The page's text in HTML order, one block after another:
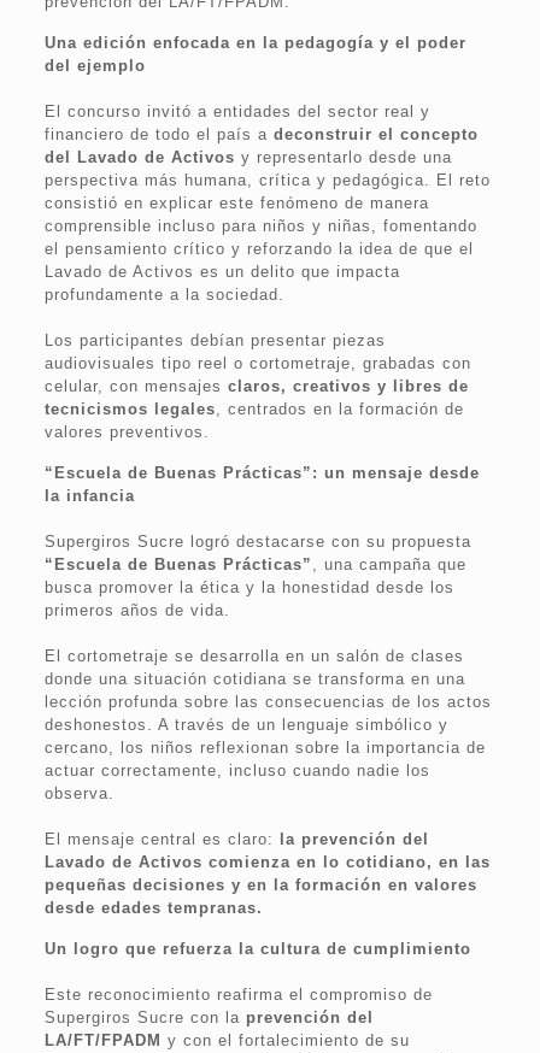
Una edición enfocada en la pedagogía y el poder
del ejemplo
El concurso invitó a entidades del sector real y
financiero de todo el país a deconstruir el concepto
del Lavado de Activos y representarlo desde una
perspectiva más humana, crítica y pedagógica. El reto
consistió en explicar este fenómeno de manera
comprensible incluso para niños y niñas, fomentando
el pensamiento crítico y reforzando la idea de que el
Lavado de Activos es un delito que impacta
profundamente a la sociedad.
Los participantes debían presentar piezas
audiovisuales tipo reel o cortometraje, grabadas con
celular, con mensajes claros, creativos y libres de
tecnicismos legales, centrados en la formación de
valores preventivos.
“Escuela de Buenas Prácticas”: un mensaje desde
la infancia
Supergiros Sucre logró destacarse con su propuesta
“Escuela de Buenas Prácticas” , una campaña que
busca promover la ética y la honestidad desde los
primeros años de vida.
El cortometraje se desarrolla en un salón de clases
donde una situación cotidiana se transforma en una
lección profunda sobre las consecuencias de los actos
deshonestos. A través de un lenguaje simbólico y
cercano, los niños reflexionan sobre la importancia de
actuar correctamente, incluso cuando nadie los
observa.
El mensaje central es claro:
la prevención del
Lavado de Activos comienza en lo cotidiano, en las
pequeñas decisiones y en la formación en valores
desde edades tempranas.
Un logro que refuerza la cultura de cumplimiento
Este reconocimiento reafirma el compromiso de
Supergiros Sucre con la prevención del
LA/FT/FPADM y con el fortalecimiento de su